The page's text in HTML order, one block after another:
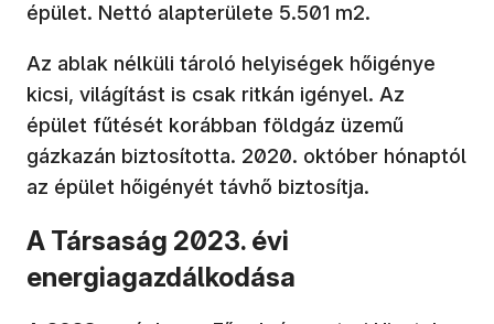
épület. Nettó alapterülete 5.501 m2.
Az ablak nélküli tároló helyiségek hőigénye
kicsi, világítást is csak ritkán igényel. Az
épület fűtését korábban földgáz üzemű
gázkazán biztosította. 2020. október hónaptól
az épület hőigényét távhő biztosítja.
A Társaság 2023. évi
energiagazdálkodása